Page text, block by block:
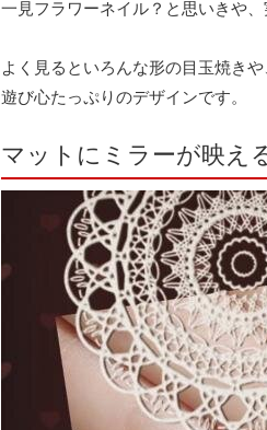
一見フラワーネイル？と思いきや
よく見るといろんな形の目玉焼き
遊び心たっぷりのデザインです。
マットにミラーが映え